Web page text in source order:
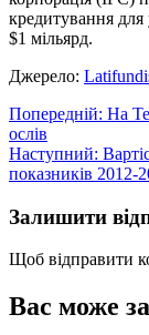
кредитування для
$1 мільярд.
Джерело:
Навігація
записів
Попередній: На
ослів
Наступний:
показників 2012-
Залишити
Щоб відправити
Вас може